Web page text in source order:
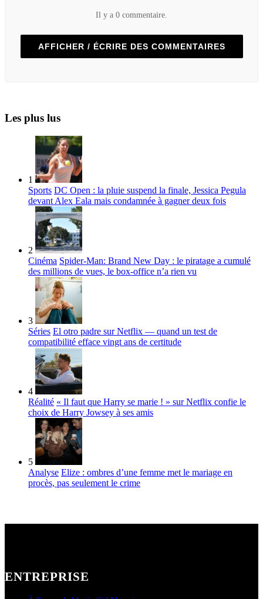
Il y a 0 commentaire.
AFFICHER / ÉCRIRE DES COMMENTAIRES
Les plus lus
1
Sports DC Open : la pluie suspend la finale, Jessica Pegula
devant Alex Eala mais condamnée à gagner deux fois
2
Cinéma Spider-Man: Brand New Day : le piratage a cumulé
des millions de vues, le box-office n’a rien vu
3
Séries El otro padre sur Netflix — quand un test de
compatibilité efface vingt ans de certitude
4
Réalité « Il faut que Harry se marie ! » sur Netflix confie le
choix de Harry Jowsey à ses amis
5
Analyse Elize : ombres d’une femme met le mariage en
procès, pas seulement le crime
ENTREPRISE